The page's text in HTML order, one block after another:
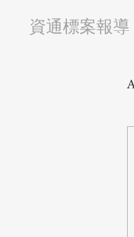
​資通標案報導